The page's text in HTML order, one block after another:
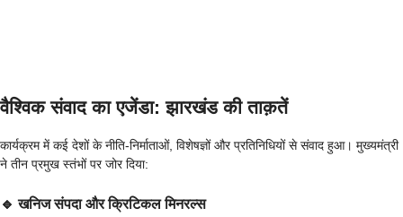
वैश्विक संवाद का एजेंडा: झारखंड की ताक़तें
कार्यक्रम में कई देशों के नीति-निर्माताओं, विशेषज्ञों और प्रतिनिधियों से संवाद हुआ। मुख्यमंत्री
ने तीन प्रमुख स्तंभों पर जोर दिया:
🔹खनिज संपदा और क्रिटिकल मिनरल्स